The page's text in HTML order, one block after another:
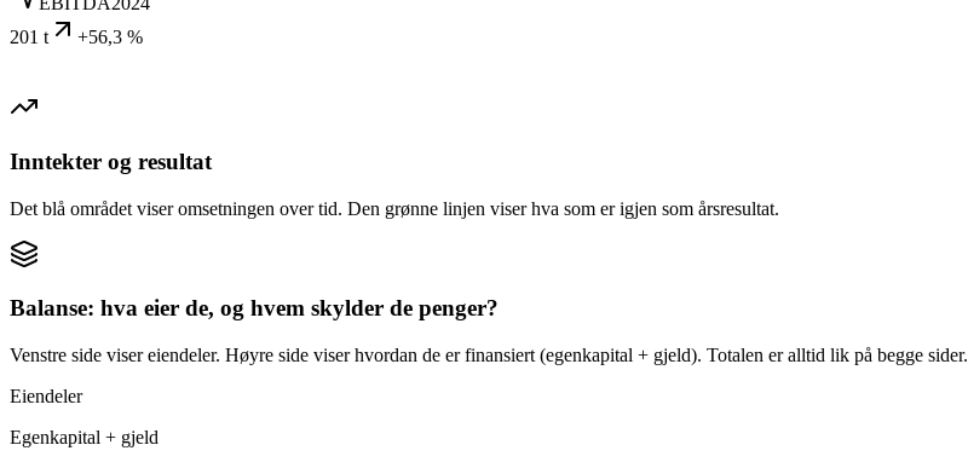
201 t
+56,3 %
Inntekter og resultat
Det blå området viser omsetningen over tid. Den grønne linjen viser hva som er igjen som årsresultat.
Balanse: hva eier de, og hvem skylder de penger?
Venstre side viser eiendeler. Høyre side viser hvordan de er finansiert (egenkapital + gjeld). Totalen er alltid lik på begge sider.
Eiendeler
Egenkapital + gjeld